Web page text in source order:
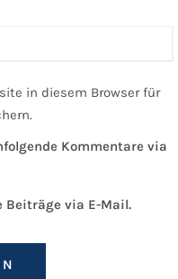
in diesem Browser für
Kommentare via
Beiträge via E-Mail.